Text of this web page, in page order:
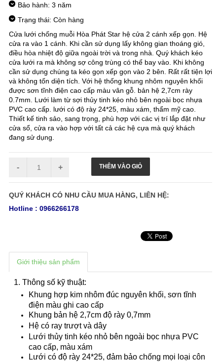
Bảo hành: 3 năm
Trạng thái: Còn hàng
Cửa lưới chống muỗi Hòa Phát Star hệ cửa 2 cánh xếp gọn. Hệ
cửa ra vào 1 cánh. Khi cần sử dụng lấy không gian thoáng gió,
điều hòa nhiệt độ giữa ngoài trời và trong nhà. Quý khách kéo
cửa lưới ra mà không sợ công trùng có thể bay vào. Khi không
cần sử dụng chúng ta kéo gọn xếp gọn vào 2 bên. Rất rất tiện lợi
và không tốn diện tích. Với hệ thống khung nhôm nguyên khối
được sơn tĩnh điện cao cấp màu vân gỗ. bản hệ 2,7cm rày
0.7mm. Lưới làm từ sợi thủy tinh kéo nhỏ bên ngoài bọc nhựa
PVC cao cấp. lưới có độ rày 24*25, màu xám, thẩm mỹ cao.
Thiết kế tinh sảo, sang trọng, phù hợp với các vị trí lắp đặt như
cửa sổ, cửa ra vào hợp với tất cả các hệ cựa mà quý khách
đang sử dụng.
QUÝ KHÁCH CÓ NHU CẦU MUA HÀNG, LIÊN HỆ:
Hotline : 0966266178
Giới thiệu sản phẩm
1. Thông số kỹ thuật:
Khung hợp kim nhôm đúc nguyên khối, sơn tĩnh
điện màu ghi cao cấp
Khung bản hệ 2,7cm độ rày 0,7mm
Hệ có ray trượt và dây
Lưới thủy tinh kéo nhỏ bên ngoài bọc nhựa PVC
cao cấp, màu xám
Lưới có độ rày 24*25, đảm bảo chống mọi loại côn